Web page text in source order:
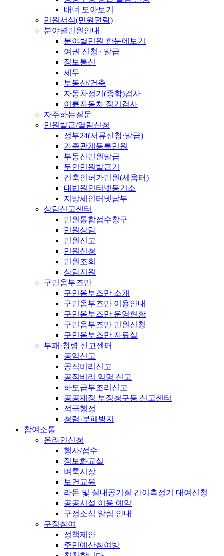
배너 모아보기
민원서식(민원편람)
분야별민원안내
분야별민원 한눈에보기
여권 신청 ∙ 발급
정보통신
세무
부동산/건축
자동차정기(종합)검사
이륜자동차 정기검사
자주하는질문
민원발급/열람신청
정부24(서류신청·발급)
가족관계등록민원
부동산민원발급
무인민원발급기
건축인허가민원(세움터)
대법원인터넷등기소
지방세인터넷납부
상담신고센터
민원통합접수창구
민원상담
민원신고
민원신청
민원조회
상담지원
구민옴부즈만
구민옴부즈만 소개
구민옴부즈만 이용안내
구민옴부즈만 운영현황
구민옴부즈만 민원신청
구민옴부즈만 자료실
부패·청렴 신고센터
공익신고
공직비리신고
공직비리 익명 신고
하도급부조리신고
공공재정 부정청구등 신고센터
적극행정
청렴·부패방지
참여소통
온라인신청
행사/접수
정보화교실
벼룩시장
보건교육
라돈 및 실내공기질 간이측정기 대여신청
공공시설 이용 예약
구정소식 알림 안내
구정참여
정책제안
주민예산참여방